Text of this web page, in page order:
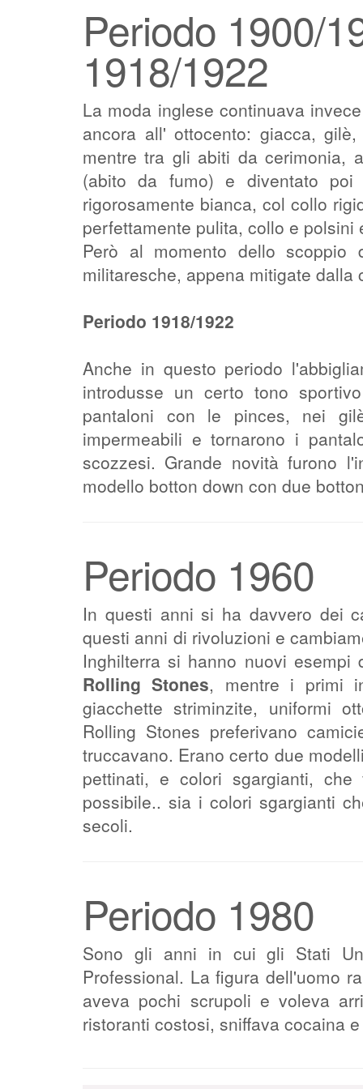
Periodo 1900/
1918/1922
La moda inglese continuava
ancora all' ottocento: giacca,
mentre tra gli abiti da cerimonia,
(abito da fumo) e diventato
rigorosamente bianca, col collo
perfettamente pulita, collo e
Però al momento dello scoppio
militaresche, appena mitigate
Periodo 1918/1922
Anche in questo periodo
introdusse un certo tono
pantaloni con le pinces, nei
impermeabili e tornarono i
scozzesi. Grande novità furono
modello botton down con due
Periodo 1960
In questi anni si ha davvero dei
questi anni di rivoluzioni e
Inghilterra si hanno nuovi
Rolling Stones, mentre i primi
giacchette striminzite, uniformi
Rolling Stones preferivano
truccavano. Erano certo due
pettinati, e colori sgargianti,
possibile.. sia i colori sgargianti
secoli.
Periodo 1980
Sono gli anni in cui gli Stati
Professional. La figura dell'uomo
aveva pochi scrupoli e voleva
ristoranti costosi, sniffava cocaina